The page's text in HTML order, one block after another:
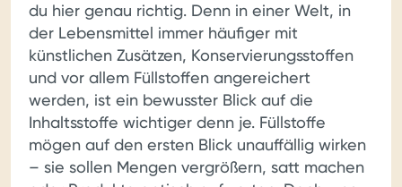
du hier genau richtig. Denn in einer Welt, in
der Lebensmittel immer häufiger mit
künstlichen Zusätzen, Konservierungsstoffen
und vor allem Füllstoffen angereichert
werden, ist ein bewusster Blick auf die
Inhaltsstoffe wichtiger denn je. Füllstoffe
mögen auf den ersten Blick unauffällig wirken
– sie sollen Mengen vergrößern, satt machen